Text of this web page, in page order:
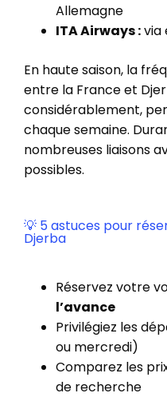
Allemagne
ITA Airways :via
En haute saison, la
entre la France et
considérablement,
chaque semaine.
nombreuses liaisons
possibles.
💡 5 astuces pour
Djerba
Réservez votre
l’avance
Privilégiez les
ou mercredi)
Comparez les
de recherche